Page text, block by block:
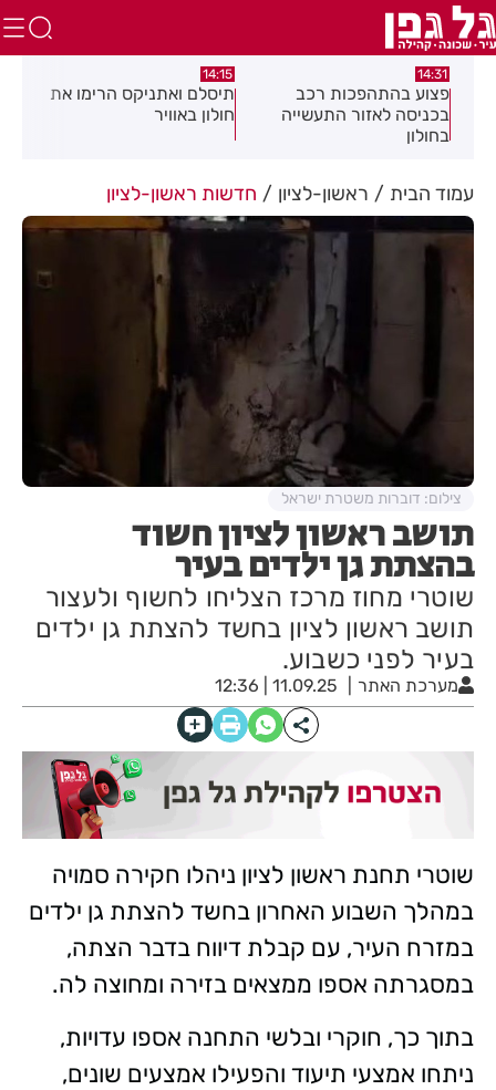
14:31
פצוע בהתהפכות רכב
בכניסה לאזור התעשייה
בחולון
14:15
תיסלם ואתניקס הרימו את
חולון באוויר
עמוד הבית ראשון-לציון חדשות ראשון-לציון
תושב ראשון לציון חשוד
בהצתת גן ילדים בעיר
שוטרי מחוז מרכז הצליחו לחשוף ולעצור
תושב ראשון לציון בחשד להצתת גן ילדים
בעיר לפני כשבוע.
מערכת האתר 11.09.25 | 12:36
צילום: דוברות משטרת ישראל
שוטרי תחנת ראשון לציון ניהלו חקירה סמויה
במהלך השבוע האחרון בחשד להצתת גן ילדים
במזרח העיר, עם קבלת דיווח בדבר הצתה,
במסגרתה אספו ממצאים בזירה ומחוצה לה.
בתוך כך, חוקרי ובלשי התחנה אספו עדויות,
ניתחו אמצעי תיעוד והפעילו אמצעים שונים,